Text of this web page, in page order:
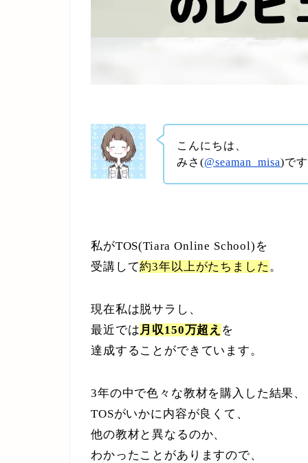
こんにちは、
みさ(@seaman_misa)で
私がTOS(Tiara Online School)を
受講して約3年以上がたちました 。
現在私は脱サラし、
最近では月収150万超え を
達成することができています。
3年の中で色々な教材を購入した結果、
TOSがいかに内容が良くて、
他の教材と異なるのか、
わかったことがありますので、